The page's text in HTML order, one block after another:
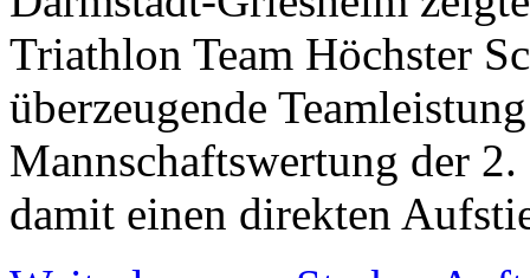
Triathlon Team Höchster
überzeugende
Mannschaftswertung der
damit einen direkten